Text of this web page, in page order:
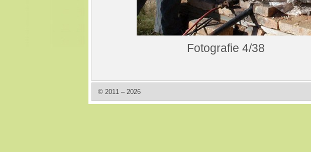
Fotografie 4/38
© 2011 – 2026